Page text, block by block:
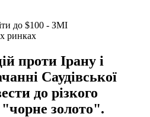
ринках
проти Ірану і
Саудівської
до різкого
золото".